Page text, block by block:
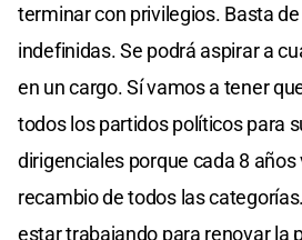
terminar con privilegios. Basta
indefinidas. Se podrá aspirar a
en un cargo. Sí vamos a tener
todos los partidos políticos para
dirigenciales porque cada 8
recambio de todos las
estar trabajando para renovar la